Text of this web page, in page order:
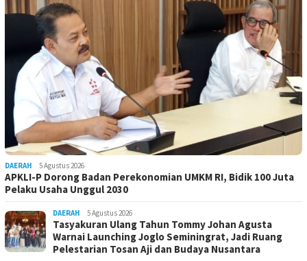
DAERAH 5 Agustus 2026
APKLI-P Dorong Badan Perekonomian UMKM RI, Bidik 100 Juta
Pelaku Usaha Unggul 2030
DAERAH 5 Agustus 2026
Tasyakuran Ulang Tahun Tommy Johan Agusta
Warnai Launching Joglo Seminingrat, Jadi Ruang
Pelestarian Tosan Aji dan Budaya Nusantara